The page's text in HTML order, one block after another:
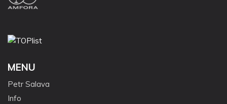
MENU
Petr Salava
Info